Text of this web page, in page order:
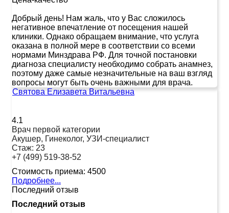
Добрый день! Нам жаль, что у Вас сложилось
негативное впечатление от посещения нашей
клиники. Однако обращаем внимание, что услуга
оказана в полной мере в соответствии со всеми
нормами Минздрава РФ. Для точной постановки
диагноза специалисту необходимо собрать анамнез,
поэтому даже самые незначительные на ваш взгляд
вопросы могут быть очень важными для врача.
Святова Елизавета Витальевна
4.1
Врач первой категории
Акушер, Гинеколог, УЗИ-специалист
Стаж: 23
+7 (499) 519-38-52
Стоимость приема: 4500
Подробнее...
Последний отзыв
Последний отзыв